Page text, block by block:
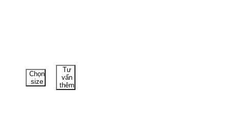
Chọn
size
Tư
vấn
thêm